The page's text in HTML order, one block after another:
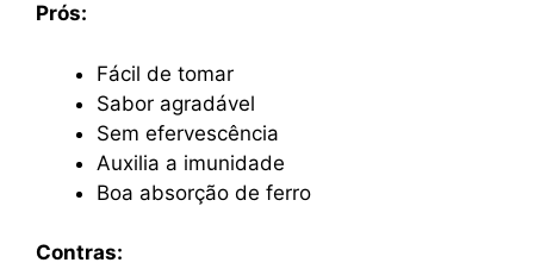
Prós:
Fácil de tomar
Sabor agradável
Sem efervescência
Auxilia a imunidade
Boa absorção de ferro
Contras: